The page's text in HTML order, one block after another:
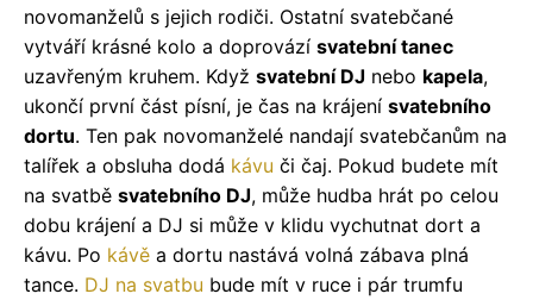
novomanželů s jejich rodiči. Ostatní svatebčané
vytváří krásné kolo a doprovází svatební tanec
uzavřeným kruhem. Když svatební DJ nebo kapela,
ukončí první část písní, je čas na krájení svatebního
dortu. Ten pak novomanželé nandají svatebčanům na
talířek a obsluha dodá kávu či čaj. Pokud budete mít
na svatbě svatebního DJ, může hudba hrát po celou
dobu krájení a DJ si může v klidu vychutnat dort a
kávu. Po kávě a dortu nastává volná zábava plná
tance. DJ na svatbu bude mít v ruce i pár trumfu